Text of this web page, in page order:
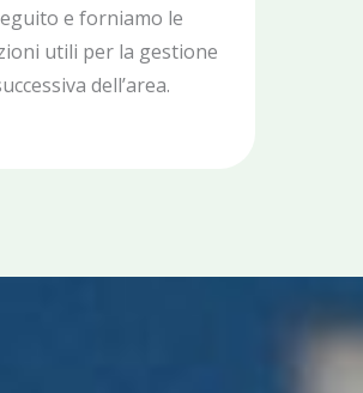
e forniamo le
utili per la gestione
dell’area.